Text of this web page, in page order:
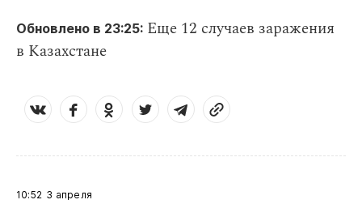
Обновлено в 23:25: Еще 12 случаев заражения
в Казахстане
10:52 3 апреля